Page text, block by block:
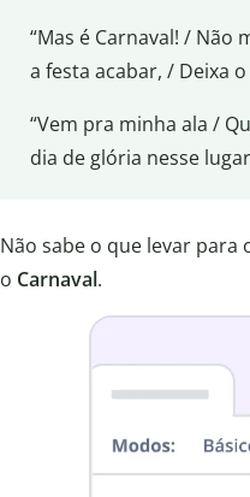
“Mas é Carnaval! / Não
a festa acabar, / Deixa
“Vem pra minha ala /
dia de glória nesse
Não sabe o que levar para
o Carnaval.